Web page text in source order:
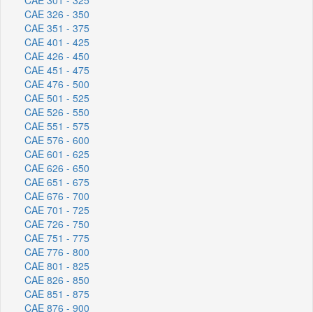
CAE 326 - 350
CAE 351 - 375
CAE 401 - 425
CAE 426 - 450
CAE 451 - 475
CAE 476 - 500
CAE 501 - 525
CAE 526 - 550
CAE 551 - 575
CAE 576 - 600
CAE 601 - 625
CAE 626 - 650
CAE 651 - 675
CAE 676 - 700
CAE 701 - 725
CAE 726 - 750
CAE 751 - 775
CAE 776 - 800
CAE 801 - 825
CAE 826 - 850
CAE 851 - 875
CAE 876 - 900